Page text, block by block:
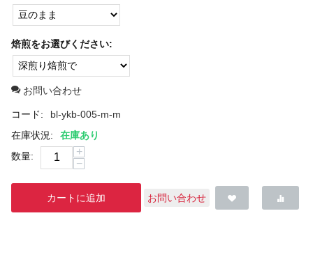
焙煎をお選びください:
お問い合わせ
コード:
bl-ykb-005-m-m
在庫状況:
在庫あり
数量:
+
−
カートに追加 お問い合わせ